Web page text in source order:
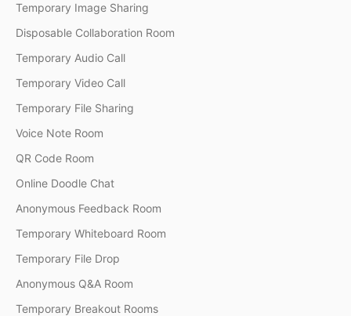
Temporary Image Sharing
Disposable Collaboration Room
Temporary Audio Call
Temporary Video Call
Temporary File Sharing
Voice Note Room
QR Code Room
Online Doodle Chat
Anonymous Feedback Room
Temporary Whiteboard Room
Temporary File Drop
Anonymous Q&A Room
Temporary Breakout Rooms